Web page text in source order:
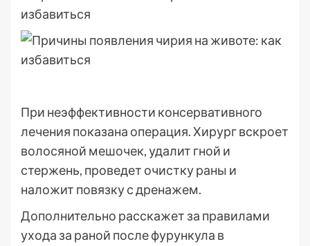
При неэффективности консервативного
лечения показана операция. Хирург вскроет
волосяной мешочек, удалит гной и
стержень, проведет очистку раны и
наложит повязку с дренажем.
Дополнительно расскажет за правилами
ухода за раной после фурункула в